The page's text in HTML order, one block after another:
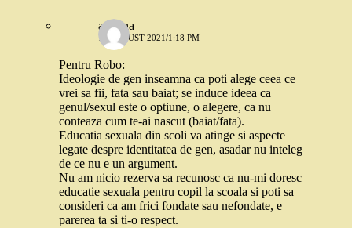
ariadna
19 AUGUST 2021/1:18 PM
Pentru Robo:
Ideologie de gen inseamna ca poti alege ceea ce
vrei sa fii, fata sau baiat; se induce ideea ca
genul/sexul este o optiune, o alegere, ca nu
conteaza cum te-ai nascut (baiat/fata).
Educatia sexuala din scoli va atinge si aspecte
legate despre identitatea de gen, asadar nu inteleg
de ce nu e un argument.
Nu am nicio rezerva sa recunosc ca nu-mi doresc
educatie sexuala pentru copil la scoala si poti sa
consideri ca am frici fondate sau nefondate, e
parerea ta si ti-o respect.